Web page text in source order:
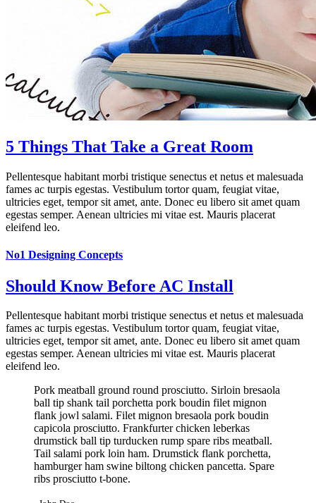
5 Things That Take a Great Room
Pellentesque habitant morbi tristique senectus et netus et malesuada
fames ac turpis egestas. Vestibulum tortor quam, feugiat vitae,
ultricies eget, tempor sit amet, ante. Donec eu libero sit amet quam
egestas semper. Aenean ultricies mi vitae est. Mauris placerat
eleifend leo.
No1 Designing Concepts
Should Know Before AC Install
Pellentesque habitant morbi tristique senectus et netus et malesuada
fames ac turpis egestas. Vestibulum tortor quam, feugiat vitae,
ultricies eget, tempor sit amet, ante. Donec eu libero sit amet quam
egestas semper. Aenean ultricies mi vitae est. Mauris placerat
eleifend leo.
Pork meatball ground round prosciutto. Sirloin bresaola
ball tip shank tail porchetta pork boudin filet mignon
flank jowl salami. Filet mignon bresaola pork boudin
capicola prosciutto. Frankfurter chicken leberkas
drumstick ball tip turducken rump spare ribs meatball.
Tail salami pork loin ham. Drumstick flank porchetta,
hamburger ham swine biltong chicken pancetta. Spare
ribs prosciutto t-bone.